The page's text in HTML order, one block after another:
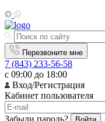
Перезвоните мне
7 (843) 233-56-58
с 09:00 до 18:00
Вход/Регистрация
Кабинет пользователя
Забыли пароль?